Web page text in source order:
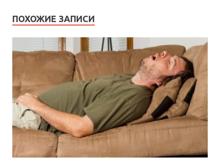
ПОХОЖИЕ ЗАПИСИ